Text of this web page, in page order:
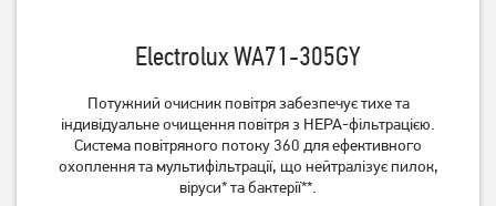
Очисник повітря Beko ATP
6100 I
грн
2 919
Очисник повітря Hoover
HHP30C011
Немає в наявності
Electrolux WA71-305GY
Потужний очисник повітря забезпечує тихе та
індивідуальне очищення повітря з HEPA-фільтрацією.
Система повітряного потоку 360 для ефективного
охоплення та мультифільтрації, що нейтралізує пилок,
віруси* та бактерії**.